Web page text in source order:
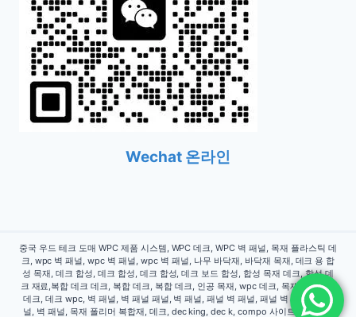
Wechat 온라인
중국 우드 테크 도매 WPC 제품 시스템, WPC 데크, WPC 벽 패널, 목재 플라스틱 데
크, wpc 벽 패널, wpc 벽 패널, wpc 벽 패널, 나무 바닥재, 바닥재 목재, 데크 용 합
성 목재, 데크 합성, 데크 합성, 데크 합성, 데크 보드 합성, 합성 목재 데크, 합성 데
크 재료,복합 데크 데크, 복합 데크, 복합 데크, 인공 목재, wpc 데크, 목재 플라스틱
데크, 데크 wpc, 벽 패널, 벽 패널 패널, 벽 패널, 패널 벽 패널, 패널 벽 패널, 벽 패
널, 벽 패널, 목재 폴리머 복합재, 데크, dec king, dec k, compo 사이트에는 모든